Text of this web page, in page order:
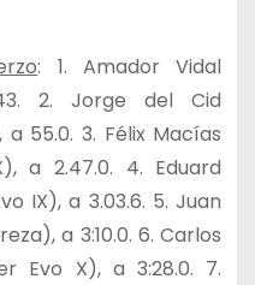
: 1. Amador Vidal
2. Jorge del Cid
55.0. 3. Félix Macías
a 2.47.0. 4. Eduard
IX), a 3.03.6. 5. Juan
a 3:10.0. 6. Carlos
Evo X), a 3:28.0. 7.